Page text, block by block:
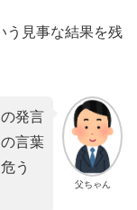
う見事な結果を残
父ちゃん
発言
言葉
う